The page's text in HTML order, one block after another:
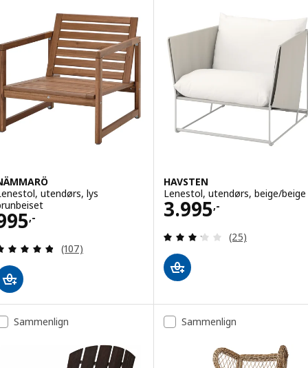
utendørs, lys
,-
995,-
Gjennomgang: 4.8 av 5 stjerner. Samlede
(107)
HAVSTEN
Lenestol, utendørs, beige/beige
3.995,-
Pris 3995,-
Gjennomgang:
(25)
Sammenlign Sammenlign